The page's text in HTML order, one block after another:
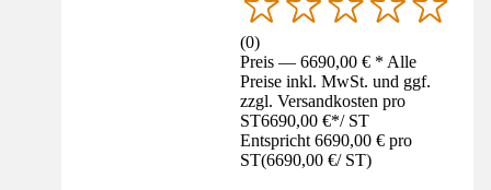
(0)
Preis — 6690,00 € * Alle
Preise inkl. MwSt. und ggf.
zzgl. Versandkosten pro
ST6690,00 €*/ ST
Entspricht 6690,00 € pro
ST(6690,00 €/ ST)